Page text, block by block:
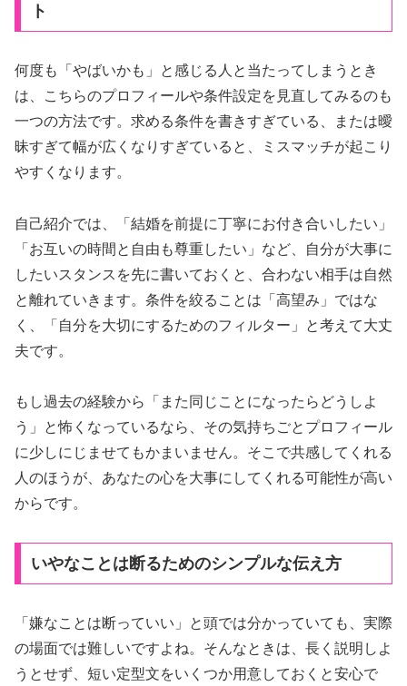
ト
何度も「やばいかも」と感じる人と当たってしまうとき
は、こちらのプロフィールや条件設定を見直してみるのも
一つの方法です。求める条件を書きすぎている、または曖
昧すぎて幅が広くなりすぎていると、ミスマッチが起こり
やすくなります。
自己紹介では、「結婚を前提に丁寧にお付き合いしたい」
「お互いの時間と自由も尊重したい」など、自分が大事に
したいスタンスを先に書いておくと、合わない相手は自然
と離れていきます。条件を絞ることは「高望み」ではな
く、「自分を大切にするためのフィルター」と考えて大丈
夫です。
もし過去の経験から「また同じことになったらどうしよ
う」と怖くなっているなら、その気持ちごとプロフィール
に少しにじませてもかまいません。そこで共感してくれる
人のほうが、あなたの心を大事にしてくれる可能性が高い
からです。
いやなことは断るためのシンプルな伝え方
「嫌なことは断っていい」と頭では分かっていても、実際
の場面では難しいですよね。そんなときは、長く説明しよ
うとせず、短い定型文をいくつか用意しておくと安心で